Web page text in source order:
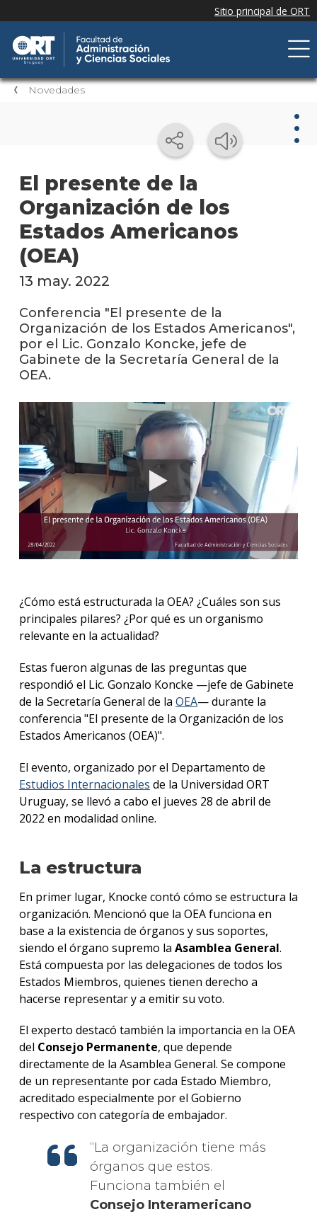
Novedades
El presente de la
Organización de los
Estados Americanos
(OEA)
en
Blog
de la
13 may. 2022
Conferencia "El presente de la
Organización de los Estados Americanos",
por el Lic. Gonzalo Koncke, jefe de
Gabinete de la Secretaría General de la
OEA.
¿Cómo está estructurada la OEA? ¿Cuáles son sus
principales pilares? ¿Por qué es un organismo
relevante en la actualidad?
Estas fueron algunas de las preguntas que
respondió el Lic. Gonzalo Koncke —jefe de Gabinete
de la Secretaría General de la OEA— durante la
conferencia "El presente de la Organización de los
Estados Americanos (OEA)".
El evento, organizado por el Departamento de
Estudios Internacionales de la Universidad ORT
Uruguay, se llevó a cabo el jueves 28 de abril de
2022 en modalidad online.
La estructura
En primer lugar, Knocke contó cómo se estructura la
organización. Mencionó que la OEA funciona en
base a la existencia de órganos y sus soportes,
siendo el órgano supremo la Asamblea General.
Está compuesta por las delegaciones de todos los
Estados Miembros, quienes tienen derecho a
hacerse representar y a emitir su voto.
El experto destacó también la importancia en la OEA
del Consejo Permanente, que depende
directamente de la Asamblea General. Se compone
de un representante por cada Estado Miembro,
acreditado especialmente por el Gobierno
respectivo con categoría de embajador.
La organización tiene más
órganos que estos.
Funciona también el
Consejo Interamericano